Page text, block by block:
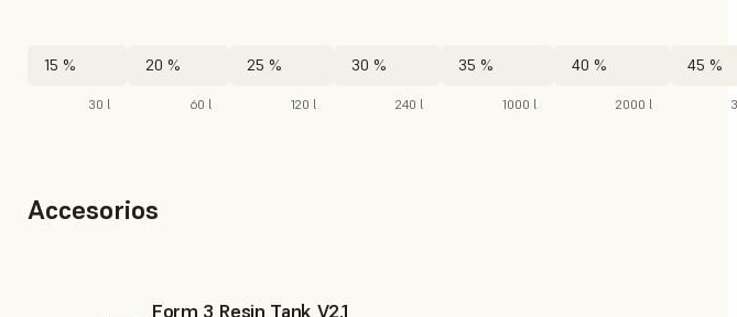
15 %
30 l
20 %
60 l
25 %
120 l
30 %
240 l
35 %
1000 l
40 %
2000 l
45 %
Accesorios
Form 3 Resin Tank V2.1